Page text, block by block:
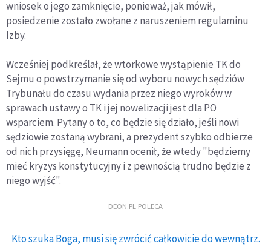
wniosek o jego zamknięcie, ponieważ, jak mówił,
posiedzenie zostało zwołane z naruszeniem regulaminu
Izby.
Wcześniej podkreślał, że wtorkowe wystąpienie TK do
Sejmu o powstrzymanie się od wyboru nowych sędziów
Trybunału do czasu wydania przez niego wyroków w
sprawach ustawy o TK i jej nowelizacji jest dla PO
wsparciem. Pytany o to, co będzie się działo, jeśli nowi
sędziowie zostaną wybrani, a prezydent szybko odbierze
od nich przysięgę, Neumann ocenił, że wtedy "będziemy
mieć kryzys konstytucyjny i z pewnością trudno będzie z
niego wyjść".
DEON.PL POLECA
Kto szuka Boga, musi się zwrócić całkowicie do wewnątrz.